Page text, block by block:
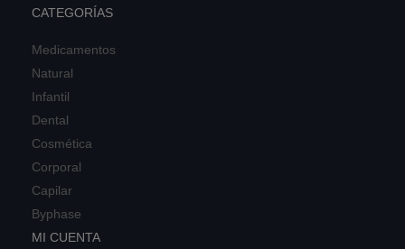
CATEGORÍAS
Medicamentos
Natural
Infantil
Dental
Cosmética
Corporal
Capilar
Byphase
MI CUENTA